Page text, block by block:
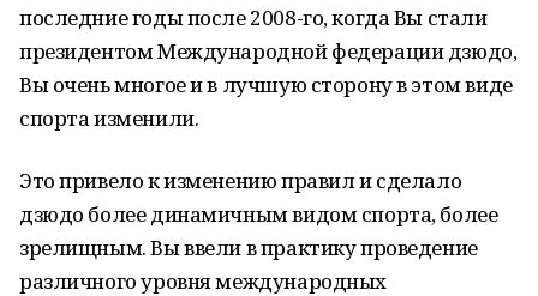
последние годы после 2008-го, когда Вы стали
президентом Международной федерации дзюдо,
Вы очень многое и в лучшую сторону в этом виде
спорта изменили.
Это привело к изменению правил и сделало
дзюдо более динамичным видом спорта, более
зрелищным. Вы ввели в практику проведение
различного уровня международных